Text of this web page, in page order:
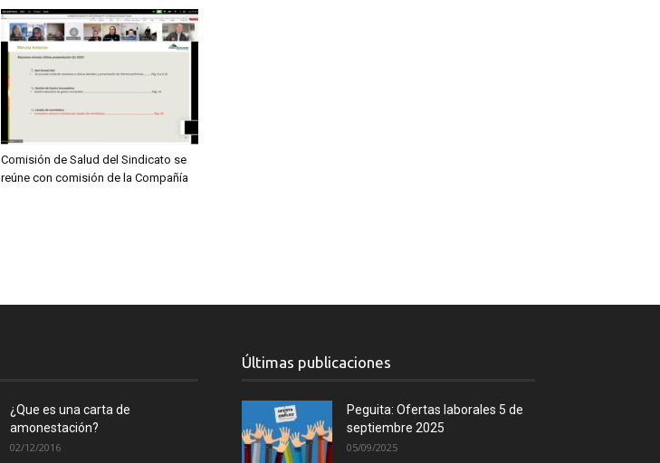
Comisión de Salud del Sindicato se
reúne con comisión de la Compañía
¿Que es una carta de
amonestación?
02/12/2016
Últimas publicaciones
Peguita: Ofertas laborales 5 de
septiembre 2025
05/09/2025